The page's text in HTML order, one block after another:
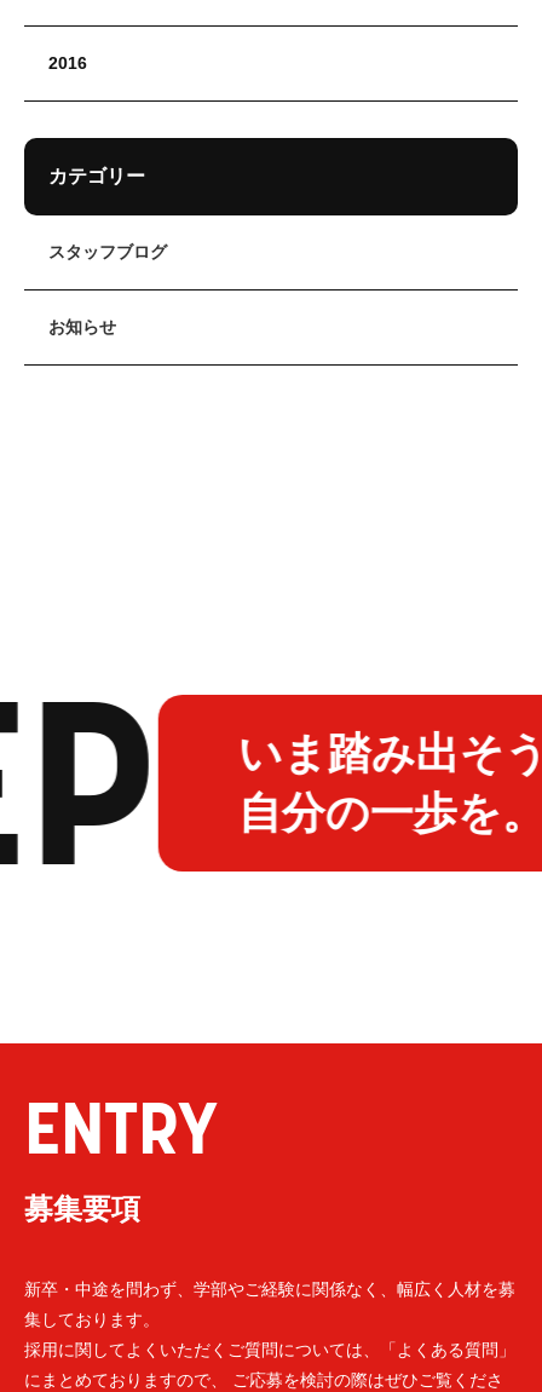
2016
カテゴリー
スタッフブログ
お知らせ
いま踏み出そう!
自分の一歩を。
ENTRY
募集要項
新卒・中途を問わず、学部やご経験に関係なく、幅広く人材を募
集しております。
採用に関してよくいただくご質問については、「よくある質問」
にまとめておりますので、 ご応募を検討の際はぜひご覧くださ